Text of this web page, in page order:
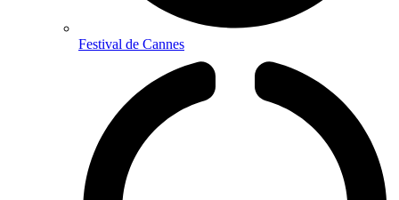
Festival de Cannes